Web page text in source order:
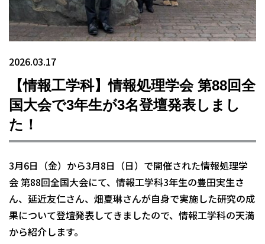
2026.03.17
【情報工学科】情報処理学会 第88回全
国大会で3年生が3名登壇発表しまし
た！
3月6日（金）から3月8日（日）で開催された情報処理学
会 第88回全国大会にて、情報工学科3年生の豊田実生さ
ん、延近友仁さん、畑夏琳さんが自身で実施した研究の成
果について登壇発表してきましたので、情報工学科の天満
から紹介します。